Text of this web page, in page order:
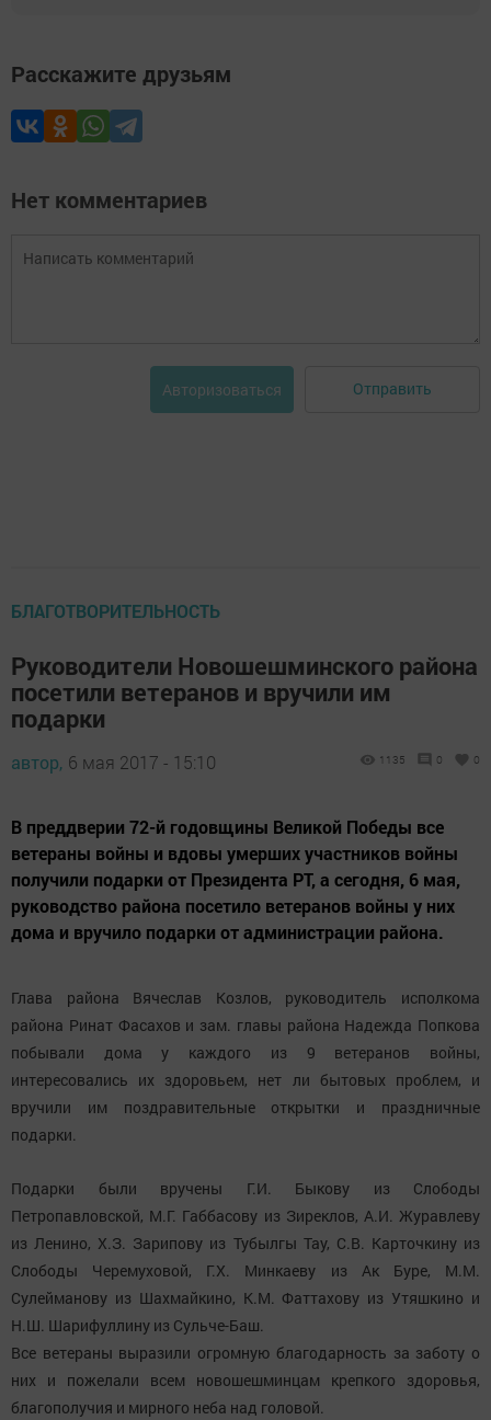
Расскажите друзьям
Нет комментариев
Авторизоваться Отправить
БЛАГОТВОРИТЕЛЬНОСТЬ
Руководители Новошешминского района
посетили ветеранов и вручили им
подарки
автор, 6 мая 2017 - 15:10 1135 0 0
В преддверии 72-й годовщины Великой Победы все
ветераны войны и вдовы умерших участников войны
получили подарки от Президента РТ, а сегодня, 6 мая,
руководство района посетило ветеранов войны у них
дома и вручило подарки от администрации района.
Глава района Вячеслав Козлов, руководитель исполкома
района Ринат Фасахов и зам. главы района Надежда Попкова
побывали дома у каждого из 9 ветеранов войны,
интересовались их здоровьем, нет ли бытовых проблем, и
вручили им поздравительные открытки и праздничные
подарки.
Подарки были вручены Г.И. Быкову из Слободы
Петропавловской, М.Г. Габбасову из Зиреклов, А.И. Журавлеву
из Ленино, Х.З. Зарипову из Тубылгы Тау, С.В. Карточкину из
Слободы Черемуховой, Г.Х. Минкаеву из Ак Буре, М.М.
Сулейманову из Шахмайкино, К.М. Фаттахову из Утяшкино и
Н.Ш. Шарифуллину из Сульче-Баш.
Все ветераны выразили огромную благодарность за заботу о
них и пожелали всем новошешминцам крепкого здоровья,
благополучия и мирного неба над головой.